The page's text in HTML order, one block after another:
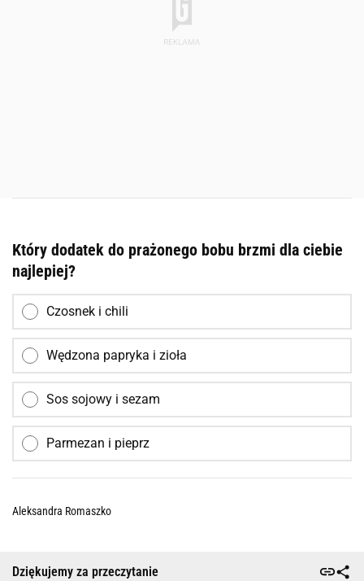
Który dodatek do prażonego bobu brzmi dla ciebie
najlepiej?
Czosnek i chili
Wędzona papryka i zioła
Sos sojowy i sezam
Parmezan i pieprz
Aleksandra Romaszko
Dziękujemy za przeczytanie